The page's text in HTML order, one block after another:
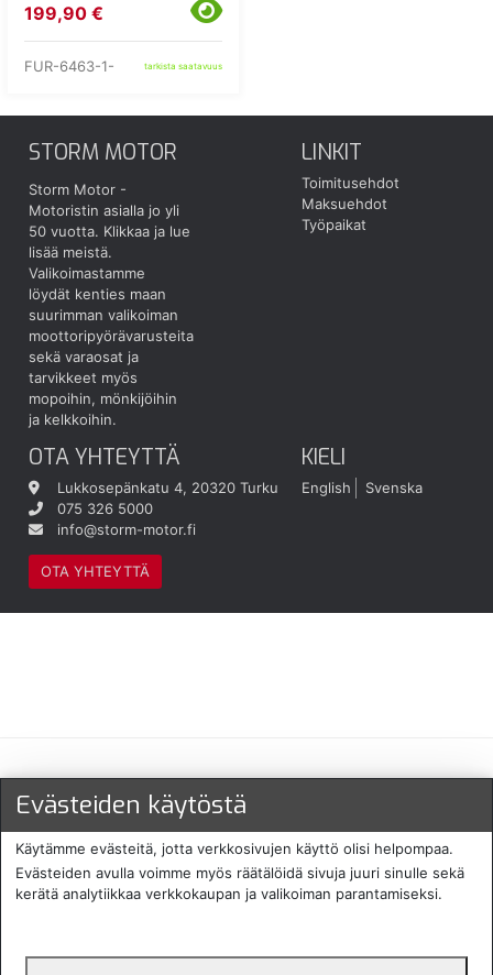
199,90 €
FUR-6463-1- tarkista saatavuus
STORM MOTOR
Storm Motor -
Motoristin asialla jo yli
50 vuotta. Klikkaa ja lue
lisää meistä.
Valikoimastamme
löydät kenties maan
suurimman valikoiman
moottoripyörävarusteita
sekä varaosat ja
tarvikkeet myös
mopoihin, mönkijöihin
ja kelkkoihin.
LINKIT
Toimitusehdot
Maksuehdot
Työpaikat
OTA YHTEYTTÄ
Lukkosepänkatu 4, 20320 Turku
075 326 5000
info@storm-motor.fi
OTA YHTEYTTÄ
KIELI
English Svenska
Maksu- ja toimitustavat
Evästeiden käytöstä
Käytämme evästeitä, jotta verkkosivujen käyttö olisi helpompaa.
Evästeiden avulla voimme myös räätälöidä sivuja juuri sinulle sekä
kerätä analytiikkaa verkkokaupan ja valikoiman parantamiseksi.